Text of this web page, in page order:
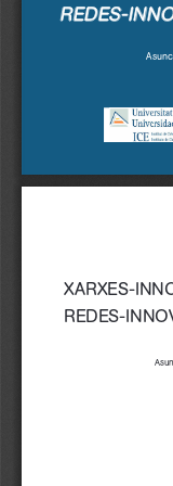
REDES-
XARXES-
REDES-